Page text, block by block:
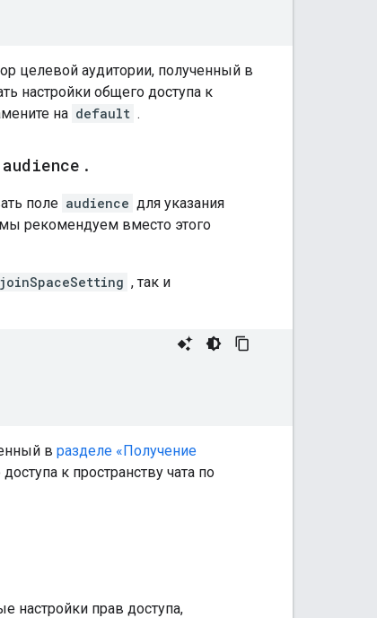
целевой аудитории, полученный в
настройки общего доступа к
на default .
audience .
поле audience для указания
мы рекомендуем вместо этого
joinSpaceSetting , так и
в разделе «Получение
к пространству чата по
настройки прав доступа,